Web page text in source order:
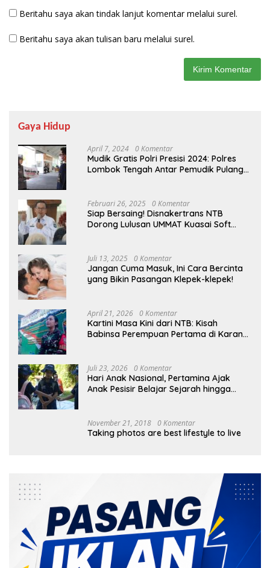
Beritahu saya akan tindak lanjut komentar melalui surel.
Beritahu saya akan tulisan baru melalui surel.
Gaya Hidup
April 7, 2024 0 Komentar
Mudik Gratis Polri Presisi 2024: Polres
Lombok Tengah Antar Pemudik Pulang
Februari 26, 2025 0 Komentar
Siap Bersaing! Disnakertrans NTB
Dorong Lulusan UMMAT Kuasai Soft
Juli 13, 2025 0 Komentar
Jangan Cuma Masuk, Ini Cara Bercinta
yang Bikin Pasangan Klepek-klepek!
April 21, 2026 0 Komentar
Kartini Masa Kini dari NTB: Kisah
Babinsa Perempuan Pertama di Karang
Juli 23, 2026 0 Komentar
Hari Anak Nasional, Pertamina Ajak
Anak Pesisir Belajar Sejarah hingga
November 21, 2018 0 Komentar
Taking photos are best lifestyle to live